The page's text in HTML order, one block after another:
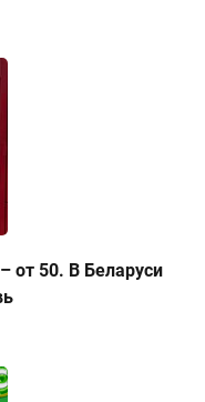
от 50. В Беларуси